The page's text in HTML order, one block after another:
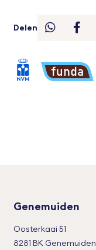
Delen
Genemuiden
Oosterkaai 51
8281 BK Genemuiden